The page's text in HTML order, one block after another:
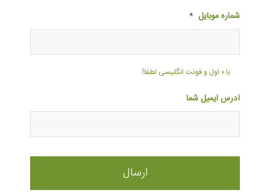
شماره موبایل *
با ۰ اول و فونت انگلیسی لطفا!
آدرس ایمیل شما